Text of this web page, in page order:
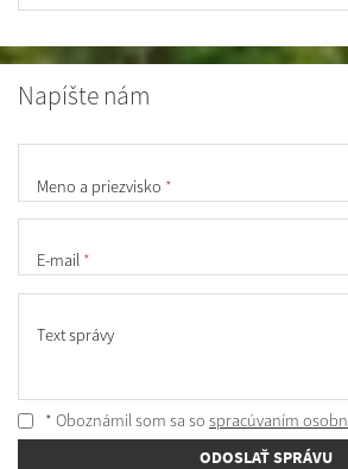
Napíšte nám
Meno a priezvisko *
E-mail *
Text správy
* Oboznámil som sa so spracúvaním
ODOSLAŤ SPRÁVU